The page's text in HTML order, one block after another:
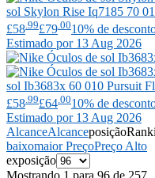
sol Skylon Rise Iq7185 70
£58 .99£79 .0010% de
Estimado por 13 Aug 2026
sol Ib3683x 60 010 Pursuit
£58.99£64.0010% de
Estimado por 13 Aug 2026
AlcanceAlcanceposição
baixomaior PreçoPreço Alto
exposição